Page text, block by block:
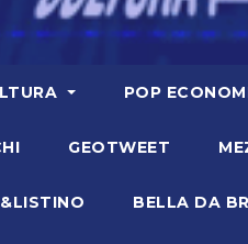
POP
GEOTWEET
BELLA DA